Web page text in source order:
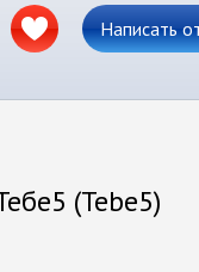
Написать
(Tebe5)